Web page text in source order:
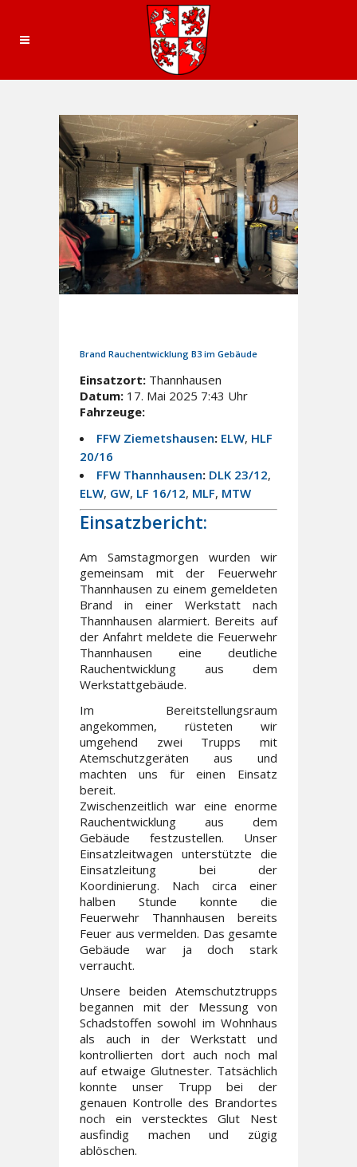
Brand Rauchentwicklung B3 im Gebäude
Einsatzort: Thannhausen
Datum: 17. Mai 2025 7:43 Uhr
Fahrzeuge:
FFW Ziemetshausen: ELW, HLF
20/16
FFW Thannhausen: DLK 23/12,
ELW, GW, LF 16/12, MLF, MTW
Einsatzbericht:
Am Samstagmorgen wurden wir
gemeinsam mit der Feuerwehr
Thannhausen zu einem gemeldeten
Brand in einer Werkstatt nach
Thannhausen alarmiert. Bereits auf
der Anfahrt meldete die Feuerwehr
Thannhausen eine deutliche
Rauchentwicklung aus dem
Werkstattgebäude.
Im Bereitstellungsraum
angekommen, rüsteten wir
umgehend zwei Trupps mit
Atemschutzgeräten aus und
machten uns für einen Einsatz
bereit.
Zwischenzeitlich war eine enorme
Rauchentwicklung aus dem
Gebäude festzustellen. Unser
Einsatzleitwagen unterstützte die
Einsatzleitung bei der
Koordinierung. Nach circa einer
halben Stunde konnte die
Feuerwehr Thannhausen bereits
Feuer aus vermelden. Das gesamte
Gebäude war ja doch stark
verraucht.
Unsere beiden Atemschutztrupps
begannen mit der Messung von
Schadstoffen sowohl im Wohnhaus
als auch in der Werkstatt und
kontrollierten dort auch noch mal
auf etwaige Glutnester. Tatsächlich
konnte unser Trupp bei der
genauen Kontrolle des Brandortes
noch ein verstecktes Glut Nest
ausfindig machen und zügig
ablöschen.